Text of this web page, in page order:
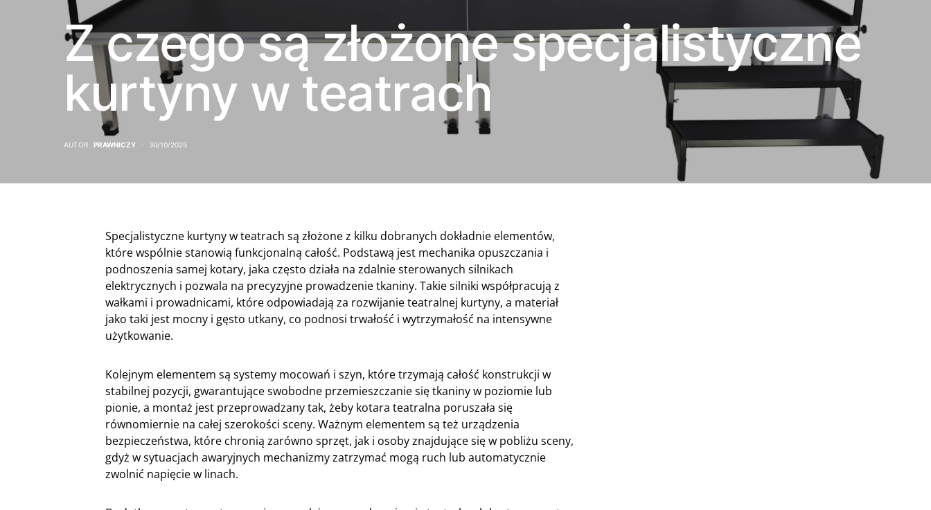
Z czego są złożone specjalistyczne
kurtyny w teatrach
AUTOR PRAWNICZY 30/10/2025
Specjalistyczne kurtyny w teatrach są złożone z kilku dobranych dokładnie elementów,
które wspólnie stanowią funkcjonalną całość. Podstawą jest mechanika opuszczania i
podnoszenia samej kotary, jaka często działa na zdalnie sterowanych silnikach
elektrycznych i pozwala na precyzyjne prowadzenie tkaniny. Takie silniki współpracują z
wałkami i prowadnicami, które odpowiadają za rozwijanie teatralnej kurtyny, a materiał
jako taki jest mocny i gęsto utkany, co podnosi trwałość i wytrzymałość na intensywne
użytkowanie.
Kolejnym elementem są systemy mocowań i szyn, które trzymają całość konstrukcji w
stabilnej pozycji, gwarantujące swobodne przemieszczanie się tkaniny w poziomie lub
pionie, a montaż jest przeprowadzany tak, żeby kotara teatralna poruszała się
równomiernie na całej szerokości sceny. Ważnym elementem są też urządzenia
bezpieczeństwa, które chronią zarówno sprzęt, jak i osoby znajdujące się w pobliżu sceny,
gdyż w sytuacjach awaryjnych mechanizmy zatrzymać mogą ruch lub automatycznie
zwolnić napięcie w linach.